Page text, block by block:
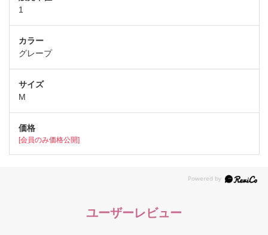
1
グレープ
M
[会員のみ価格公開]
ユーザーレビュー